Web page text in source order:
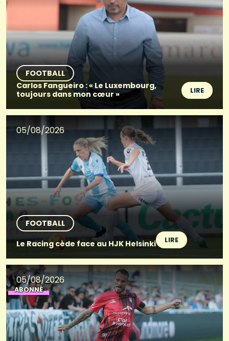
FOOTBALL
Carlos Fangueiro : « Le Luxembourg,
toujours dans mon cœur »
LIRE
05/08/2026
FOOTBALL
Le Racing cède face au HJK Helsinki
LIRE
05/08/2026
ABONNÉ